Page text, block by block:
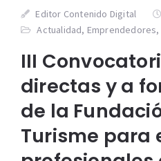
Editor Contenido Digital
Actualidad, Emprendedores,
III
directas y a
de la
Turisme para